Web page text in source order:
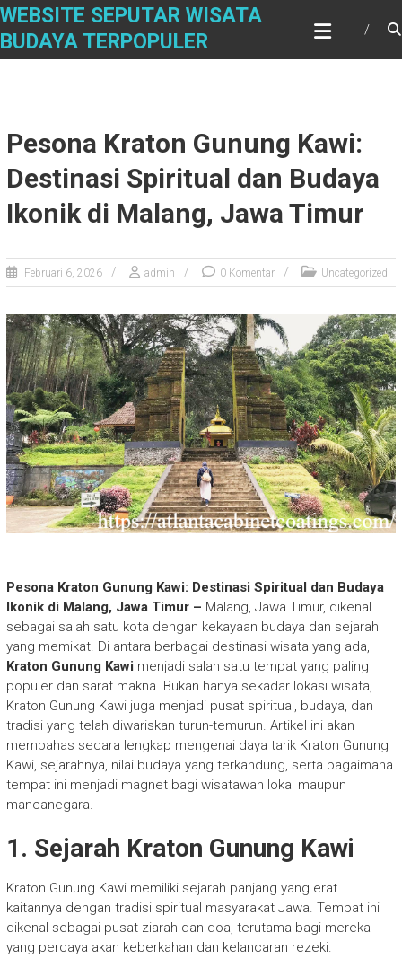
S
i
WEBSITE SEPUTAR WISATA
BUDAYA TERPOPULER
Pesona Kraton Gunung Kawi:
Destinasi Spiritual dan Budaya
Ikonik di Malang, Jawa Timur
Februari 6, 2026 admin 0 Komentar Uncategorized
Pesona Kraton Gunung Kawi: Destinasi Spiritual dan Budaya
Ikonik di Malang, Jawa Timur – Malang, Jawa Timur, dikenal
sebagai salah satu kota dengan kekayaan budaya dan sejarah
yang memikat. Di antara berbagai destinasi wisata yang ada,
Kraton Gunung Kawi menjadi salah satu tempat yang paling
populer dan sarat makna. Bukan hanya sekadar lokasi wisata,
Kraton Gunung Kawi juga menjadi pusat spiritual, budaya, dan
tradisi yang telah diwariskan turun-temurun. Artikel ini akan
membahas secara lengkap mengenai daya tarik Kraton Gunung
Kawi, sejarahnya, nilai budaya yang terkandung, serta bagaimana
tempat ini menjadi magnet bagi wisatawan lokal maupun
mancanegara.
1. Sejarah Kraton Gunung Kawi
Kraton Gunung Kawi memiliki sejarah panjang yang erat
kaitannya dengan tradisi spiritual masyarakat Jawa. Tempat ini
dikenal sebagai pusat ziarah dan doa, terutama bagi mereka
yang percaya akan keberkahan dan kelancaran rezeki.